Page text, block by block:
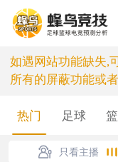
如遇网站功能缺失,
所有的屏蔽功能或
热门 足球
只看主播